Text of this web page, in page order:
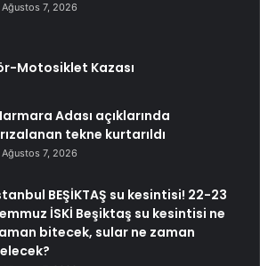
Ağustos 7, 2026
Motosiklet Kazası
Adası açıklarında
tekne kurtarıldı
Ağustos 7, 2026
BEŞİKTAŞ su kesintisi! 22-23
İSKİ Beşiktaş su kesintisi ne
bitecek, sular ne zaman